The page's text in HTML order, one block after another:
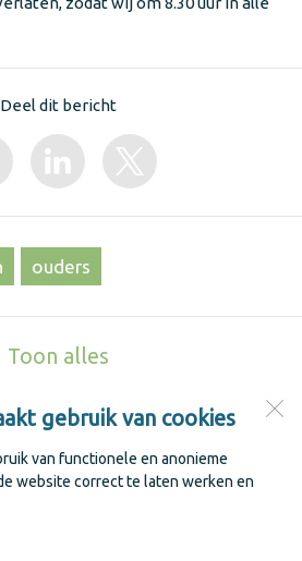
gebruik van cookies
van functionele en anonieme
website correct te laten werken en
Deel dit bericht
ouders
Toon alles
De Keerkring
1
1741 WK
Schagen